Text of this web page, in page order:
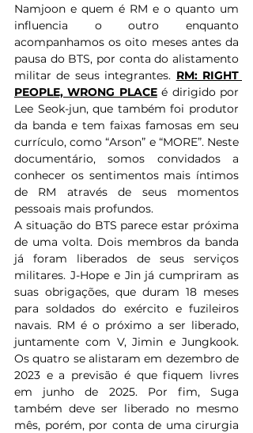
Namjoon e quem é RM e o quanto um
influencia o outro enquanto
acompanhamos os oito meses antes da
pausa do BTS, por conta do alistamento
militar de seus integrantes. RM: RIGHT
PEOPLE, WRONG PLACE é dirigido por
Lee Seok-jun, que também foi produtor
da banda e tem faixas famosas em seu
currículo, como “Arson” e “MORE”. Neste
documentário, somos convidados a
conhecer os sentimentos mais íntimos
de RM através de seus momentos
pessoais mais profundos.
A situação do BTS parece estar próxima
de uma volta. Dois membros da banda
já foram liberados de seus serviços
militares. J-Hope e Jin já cumpriram as
suas obrigações, que duram 18 meses
para soldados do exército e fuzileiros
navais. RM é o próximo a ser liberado,
juntamente com V, Jimin e Jungkook.
Os quatro se alistaram em dezembro de
2023 e a previsão é que fiquem livres
em junho de 2025. Por fim, Suga
também deve ser liberado no mesmo
mês, porém, por conta de uma cirurgia